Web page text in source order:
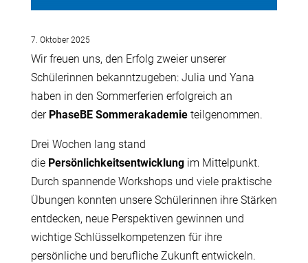
7. Oktober 2025
Wir freuen uns, den Erfolg zweier unserer
Schülerinnen bekanntzugeben: Julia und Yana
haben in den Sommerferien erfolgreich an
der PhaseBE Sommerakademieteilgenommen.
Drei Wochen lang stand
die Persönlichkeitsentwicklungim Mittelpunkt.
Durch spannende Workshops und viele praktische
Übungen konnten unsere Schülerinnen ihre Stärken
entdecken, neue Perspektiven gewinnen und
wichtige Schlüsselkompetenzen für ihre
persönliche und berufliche Zukunft entwickeln.